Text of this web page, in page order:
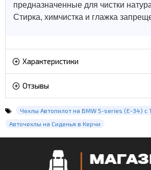
предназначенные для чистки
Стирка, химчистка и глажка
Характеристики
Отзывы
Чехлы Автопилот на BMW 5-series (E-34) с
Авточехлы на Сиденья в Керчи